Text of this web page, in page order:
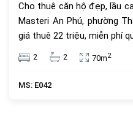
Cho thuê căn hộ đẹp, lầu
Masteri An Phú, phường
giá thuê 22 triệu, miễn phí
2 2 70m2
MS: E042